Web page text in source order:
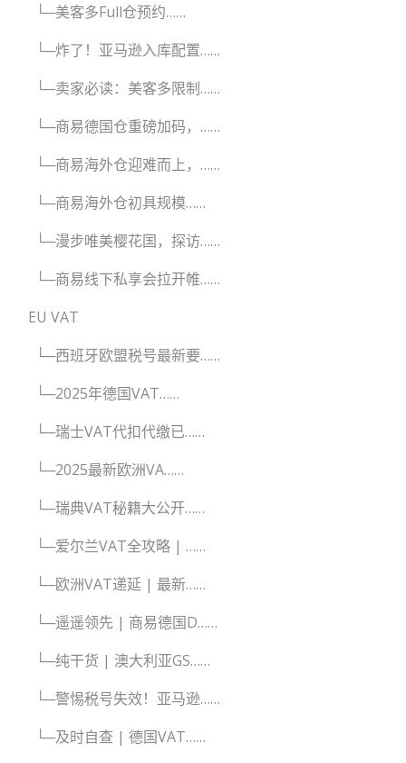
└─美客多Full仓预约……
└─炸了！亚马逊入库配置……
└─卖家必读：美客多限制……
└─商易德国仓重磅加码，……
└─商易海外仓迎难而上，……
└─商易海外仓初具规模……
└─漫步唯美樱花国，探访……
└─商易线下私享会拉开帷……
EU VAT
└─西班牙欧盟税号最新要……
└─2025年德国VAT……
└─瑞士VAT代扣代缴已……
└─2025最新欧洲VA……
└─瑞典VAT秘籍大公开……
└─爱尔兰VAT全攻略 | ……
└─欧洲VAT递延 | 最新……
└─遥遥领先 | 商易德国D……
└─纯干货 | 澳大利亚GS……
└─警惕税号失效！亚马逊……
└─及时自查 | 德国VAT……